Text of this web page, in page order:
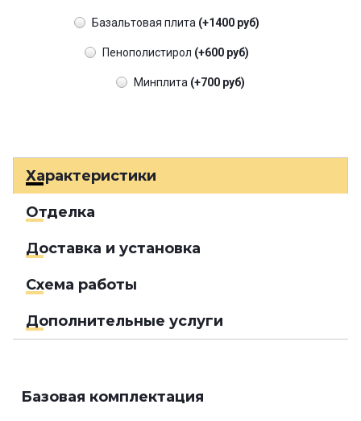
Базальтовая плита (+1400 руб)
Пенополистирол (+600 руб)
Минплита (+700 руб)
Характеристики
Отделка
Доставка и установка
Схема работы
Дополнительные услуги
Базовая комплектация